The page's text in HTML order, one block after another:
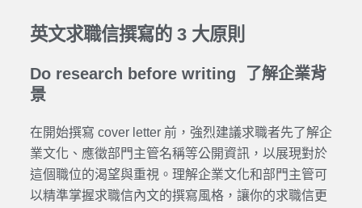
英文求職信撰寫的 3 大原則
Do research before writing 了解企業背
景
在開始撰寫 cover letter 前，強烈建議求職者先了解企
業文化、應徵部門主管名稱等公開資訊，以展現對於
這個職位的渴望與重視。理解企業文化和部門主管可
以精準掌握求職信內文的撰寫風格，讓你的求職信更